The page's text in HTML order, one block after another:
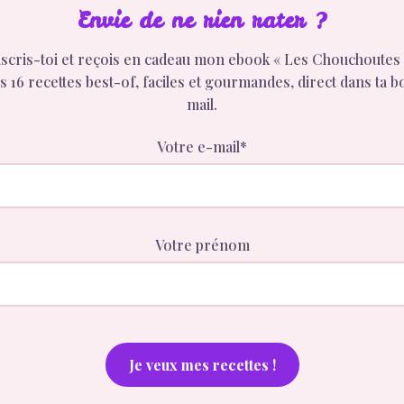
Envie de ne rien rater ?
toi et reçois en cadeau mon ebook « Les Chouchoutes
16 recettes best-of, faciles et gourmandes, direct dans ta
mail.
Votre e-mail*
Votre prénom